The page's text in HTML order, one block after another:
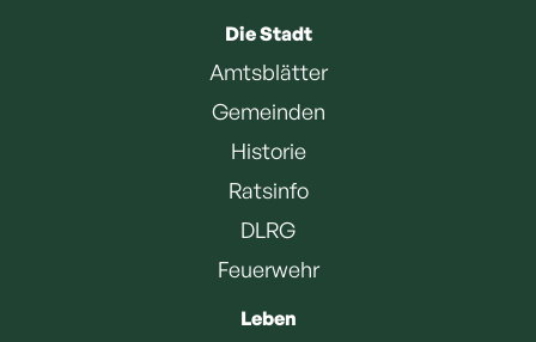
Die Stadt
Amtsblätter
Gemeinden
Historie
Ratsinfo
DLRG
Feuerwehr
Leben